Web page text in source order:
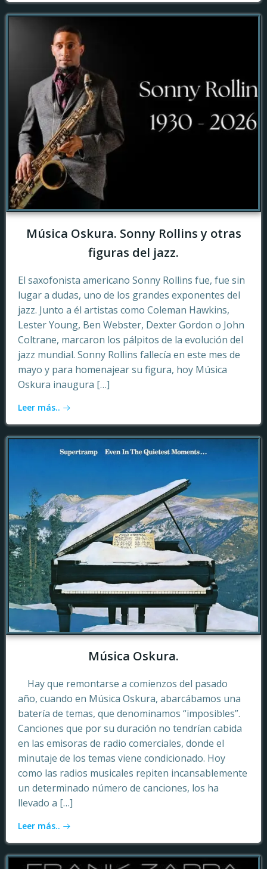
Música Oskura. Sonny Rollins y otras
figuras del jazz.
El saxofonista americano Sonny Rollins fue, fue sin
lugar a dudas, uno de los grandes exponentes del
jazz. Junto a él artistas como Coleman Hawkins,
Lester Young, Ben Webster, Dexter Gordon o John
Coltrane, marcaron los pálpitos de la evolución del
jazz mundial. Sonny Rollins fallecía en este mes de
mayo y para homenajear su figura, hoy Música
Oskura inaugura […]
Leer más..
Música Oskura.
Hay que remontarse a comienzos del pasado
año, cuando en Música Oskura, abarcábamos una
batería de temas, que denominamos “imposibles”.
Canciones que por su duración no tendrían cabida
en las emisoras de radio comerciales, donde el
minutaje de los temas viene condicionado. Hoy
como las radios musicales repiten incansablemente
un determinado número de canciones, los ha
llevado a […]
Leer más..